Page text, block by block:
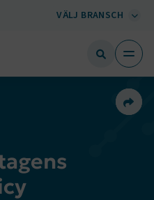
VÄLJ BRANSCH
Dela